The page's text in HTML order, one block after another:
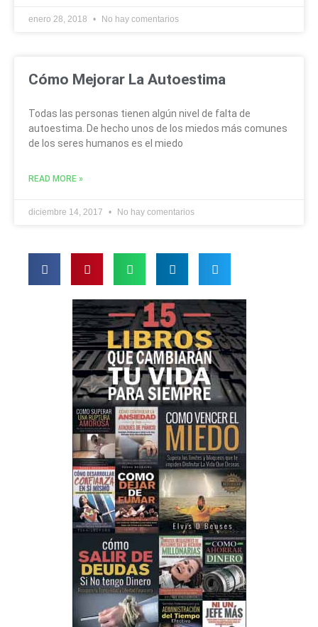
enero 28, 2018 No hay comentarios
Cómo Mejorar La Autoestima
Todas las personas tienen algún nivel de falta de
autoestima. De hecho unos de los miedos más comunes
de los seres humanos es el miedo
READ MORE »
diciembre 14, 2017 No hay comentarios